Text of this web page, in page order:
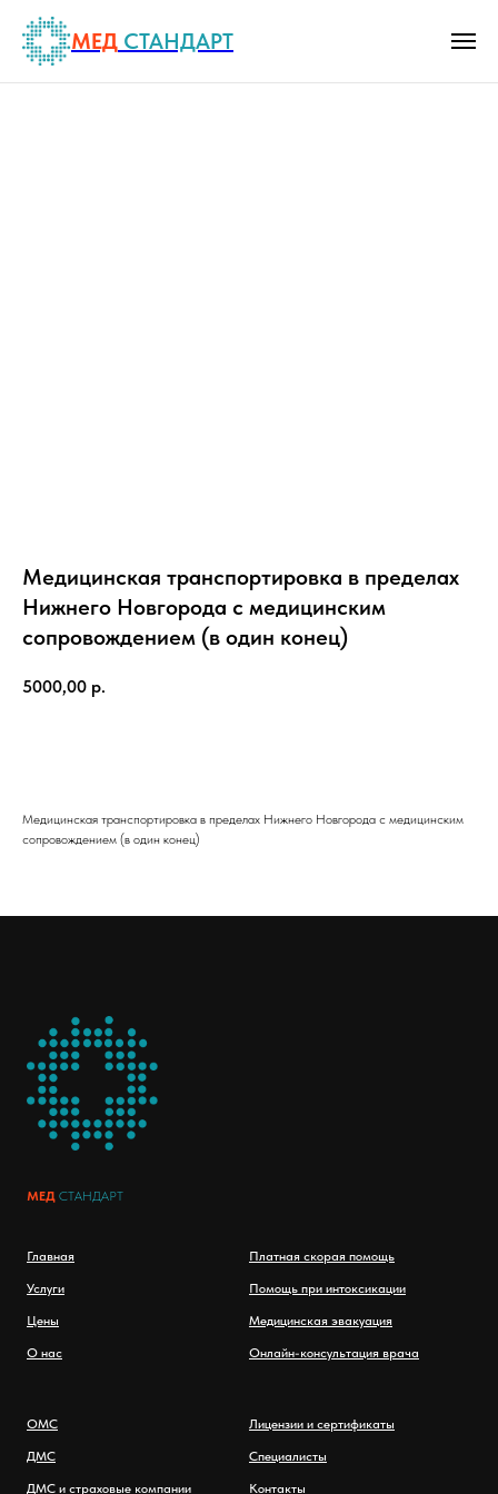
МЕД СТАНДАРТ
Медицинская транспортировка в пределах
Нижнего Новгорода с медицинским
сопровождением (в один конец)
5000,00 р.
Медицинская транспортировка в пределах Нижнего Новгорода с медицинским
сопровождением (в один конец)
МЕД СТАНДАРТ
Главная
Услуги
Цены
О нас
Платная скорая помощь
Помощь при интоксикации
Медицинская эвакуация
Онлайн-консультация врача
ОМС
ДМС
ДМС и страховые компании
Лицензии и сертификаты
Специалисты
Контакты